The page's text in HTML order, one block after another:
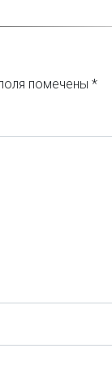
помечены *